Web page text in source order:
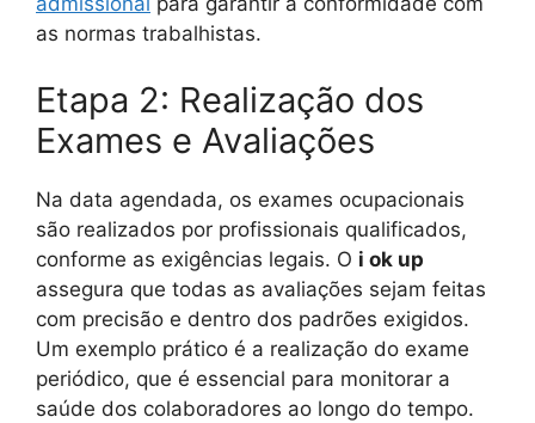
as normas trabalhistas.
Etapa 2: Realização dos
Exames e Avaliações
Na data agendada, os exames ocupacionais
são realizados por profissionais qualificados,
conforme as exigências legais. O i ok up
assegura que todas as avaliações sejam feitas
com precisão e dentro dos padrões exigidos.
Um exemplo prático é a realização do exame
periódico, que é essencial para monitorar a
saúde dos colaboradores ao longo do tempo.